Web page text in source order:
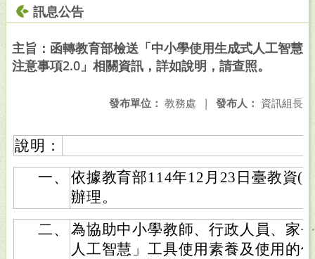
訊息公告
主旨：函轉教育部檢送「中小學使用生成式人工智慧
注意事項2.0」相關資訊，詳如說明，請查照。
發布人： 資訊組長
發布單位： 教務處 |
說明：
一、
依據教育部114年12月23日臺教資(
辦理。
二、
為協助中小學教師、行政人員、家
人工智慧」工具使用素養及使用的